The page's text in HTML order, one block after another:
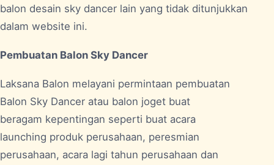
balon desain sky dancer lain yang tidak ditunjukkan
dalam website ini.
Pembuatan Balon Sky Dancer
Laksana Balon melayani permintaan pembuatan
Balon Sky Dancer atau balon joget buat
beragam kepentingan seperti buat acara
launching produk perusahaan, peresmian
perusahaan, acara lagi tahun perusahaan dan